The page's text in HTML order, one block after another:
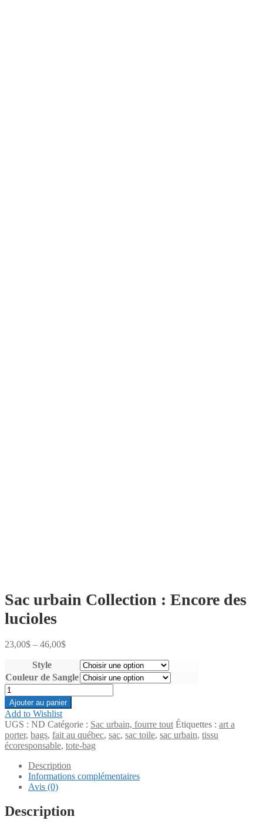
Sac urbain Collection : Encore des
lucioles
23,00$ – 46,00$
Style
Couleur de Sangle
quantité
de
Sac
urbain
Collection
:
Encore
lucioles
Ajouter au panier
Add to Wishlist
UGS : ND Catégorie : Sac urbain, fourre tout Étiquettes : art a
porter, bags, fait au québec, sac, sac toile, sac urbain, tissu
écoresponsable, tote-bag
Description
Informations complémentaires
Avis (0)
Description